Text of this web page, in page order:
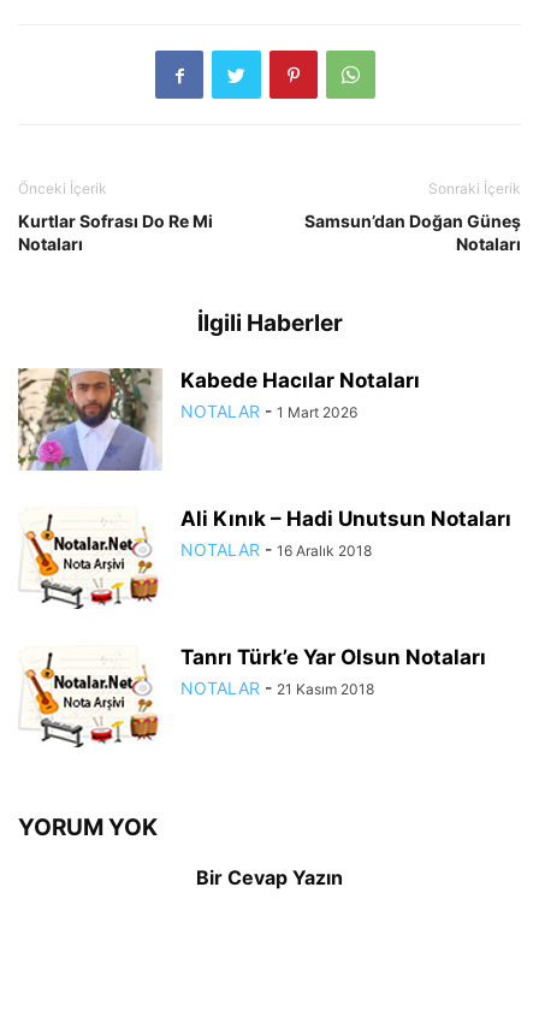
Önceki İçerik
Kurtlar Sofrası Do Re Mi
Notaları
Sonraki İçerik
Samsun’dan Doğan Güneş
Notaları
İlgili Haberler
Kabede Hacılar Notaları
NOTALAR - 1 Mart 2026
Ali Kınık – Hadi Unutsun Notaları
NOTALAR - 16 Aralık 2018
Tanrı Türk’e Yar Olsun Notaları
NOTALAR - 21 Kasım 2018
YORUM YOK
Bir Cevap Yazın